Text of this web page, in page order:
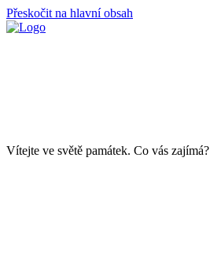
Přeskočit na hlavní obsah
Vítejte ve světě památek. Co vás zajímá?